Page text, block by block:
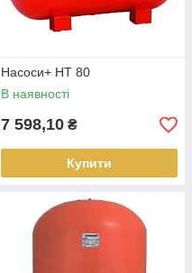
Насоси+ HT 80
В наявності
7 598,10 ₴
Купити